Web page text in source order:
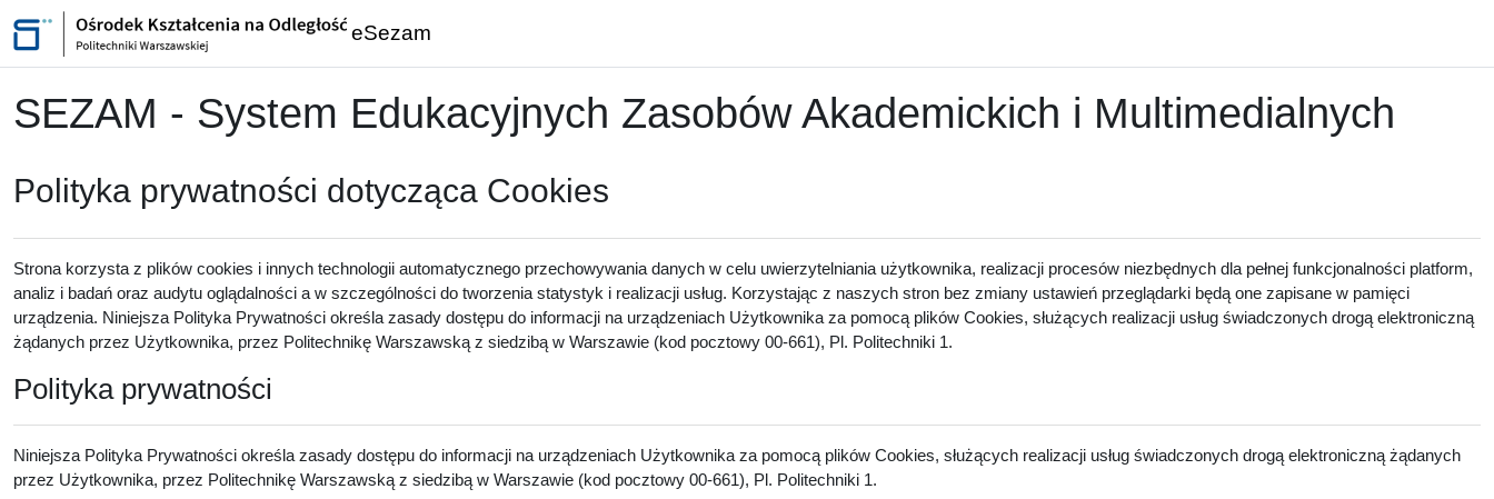
Przejdź do głównej zawartości
eSezam
SEZAM - System Edukacyjnych Zasobów Akademickich i Multimedialnych
Polityka prywatności dotycząca Cookies
Strona korzysta z plików cookies i innych technologii automatycznego przechowywania danych w celu uwierzytelniania użytkownika, realizacji procesów niezbędnych dla pełnej funkcjonalności platform,
analiz i badań oraz audytu oglądalności a w szczególności do tworzenia statystyk i realizacji usług. Korzystając z naszych stron bez zmiany ustawień przeglądarki będą one zapisane w pamięci
urządzenia. Niniejsza Polityka Prywatności określa zasady dostępu do informacji na urządzeniach Użytkownika za pomocą plików Cookies, służących realizacji usług świadczonych drogą elektroniczną
żądanych przez Użytkownika, przez Politechnikę Warszawską z siedzibą w Warszawie (kod pocztowy 00-661), Pl. Politechniki 1.
Polityka prywatności
Niniejsza Polityka Prywatności określa zasady dostępu do informacji na urządzeniach Użytkownika za pomocą plików Cookies, służących realizacji usług świadczonych drogą elektroniczną żądanych
przez Użytkownika, przez Politechnikę Warszawską z siedzibą w Warszawie (kod pocztowy 00-661), Pl. Politechniki 1.